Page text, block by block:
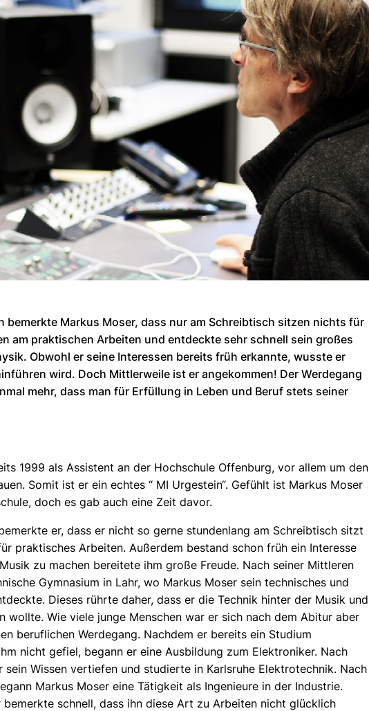
bemerkte Markus Moser, dass nur am Schreibtisch sitzen nichts für
am praktischen Arbeiten und entdeckte sehr schnell sein großes
Obwohl er seine Interessen bereits früh erkannte, wusste er
wird. Doch Mittlerweile ist er angekommen! Der Werdegang
mehr, dass man für Erfüllung in Leben und Beruf stets seiner
1999 als Assistent an der Hochschule Offenburg, vor allem um den
Somit ist er ein echtes “ MI Urgestein“. Gefühlt ist Markus Moser
doch es gab auch eine Zeit davor.
er, dass er nicht so gerne stundenlang am Schreibtisch sitzt
praktisches Arbeiten. Außerdem bestand schon früh ein Interesse
zu machen bereitete ihm große Freude. Nach seiner Mittleren
Gymnasium in Lahr, wo Markus Moser sein technisches und
Dieses rührte daher, dass er die Technik hinter der Musik und
wollte. Wie viele junge Menschen war er sich nach dem Abitur aber
beruflichen Werdegang. Nachdem er bereits ein Studium
nicht gefiel, begann er eine Ausbildung zum Elektroniker. Nach
Wissen vertiefen und studierte in Karlsruhe Elektrotechnik. Nach
Markus Moser eine Tätigkeit als Ingenieure in der Industrie.
schnell, dass ihn diese Art zu Arbeiten nicht glücklich